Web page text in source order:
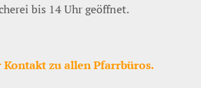
bis 14 Uhr geöffnet.
Kontakt zu allen Pfarrbüros.